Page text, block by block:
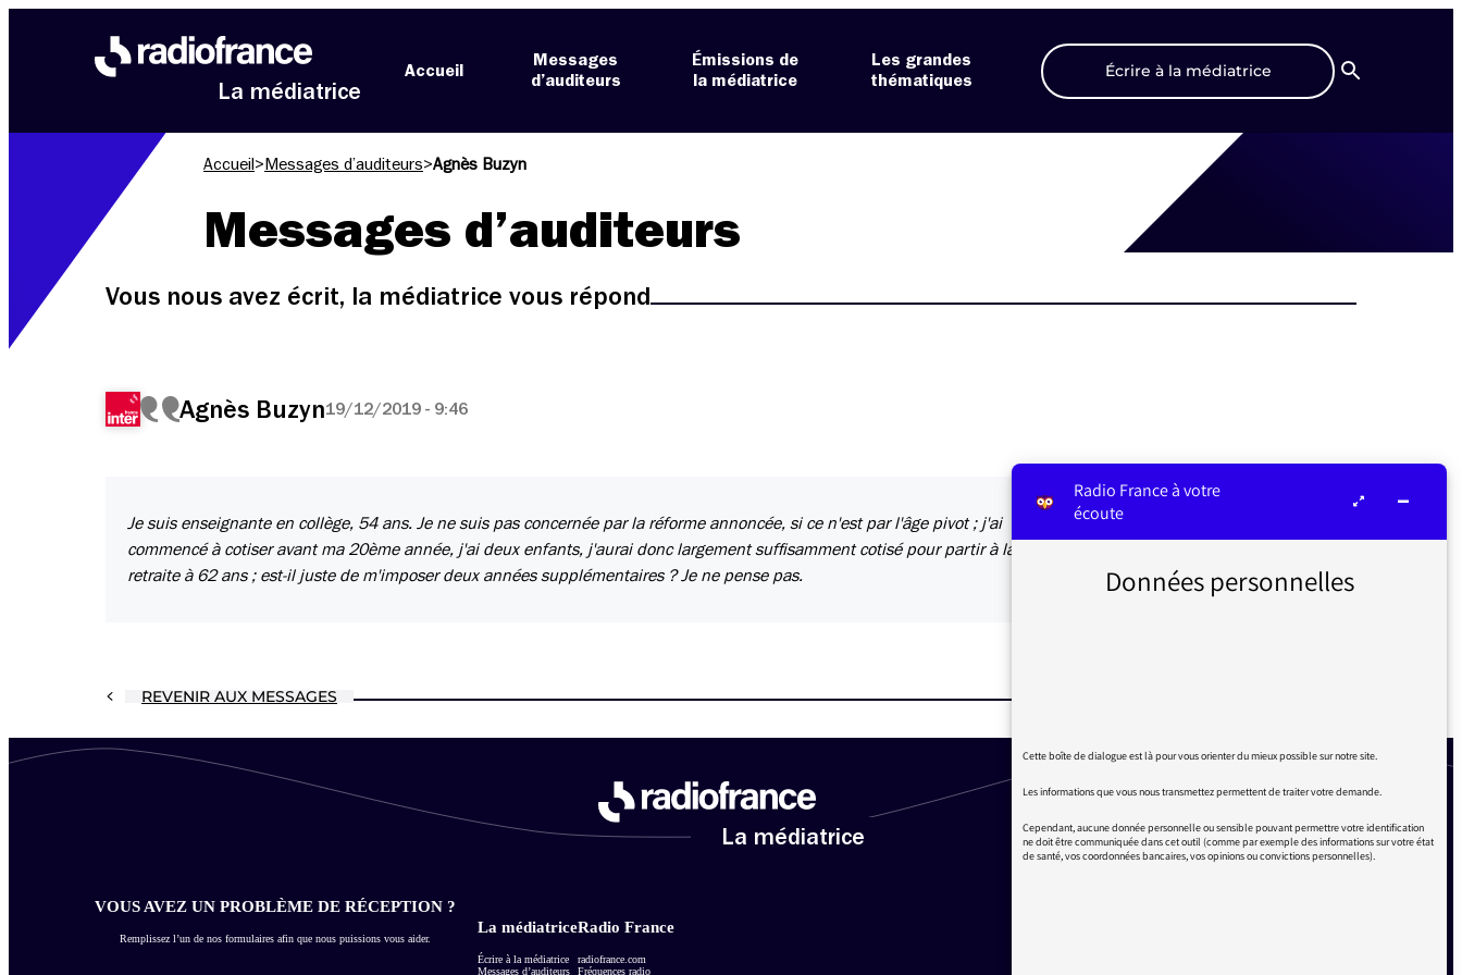
La médiatrice
Accueil
Messages
d’auditeurs
Émissions de
la médiatrice
Les grandes
thématiques
Écrire à la médiatrice
Recherche
Accueil > Messages d’auditeurs>Agnès Buzyn
Messages d’auditeurs
Vous nous avez écrit, la médiatrice vous répond
Agnès Buzyn19/12/2019 - 9:46
Je suis enseignante en collège, 54 ans. Je ne suis pas concernée par la réforme annoncée, si ce n'est par l'âge pivot ; j'ai
commencé à cotiser avant ma 20ème année, j'ai deux enfants, j'aurai donc largement suffisamment cotisé pour partir à la
retraite à 62 ans ; est-il juste de m'imposer deux années supplémentaires ? Je ne pense pas.
REVENIR AUX MESSAGES
La médiatrice
VOUS AVEZ UN PROBLÈME DE RÉCEPTION ?
Remplissez l’un de nos formulaires afin que nous puissions vous aider.
La médiatrice
Écrire à la médiatrice
Messages d’auditeurs
Radio France
radiofrance.com
Fréquences radio
Radio France à votre
écoute
Données personnelles
Cette boîte de dialogue est là pour vous orienter du mieux possible sur notre site.
Les informations que vous nous transmettez permettent de traiter votre demande.
Cependant, aucune donnée personnelle ou sensible pouvant permettre votre identification
ne doit être communiquée dans cet outil (comme par exemple des informations sur votre état
de santé, vos coordonnées bancaires, vos opinions ou convictions personnelles).